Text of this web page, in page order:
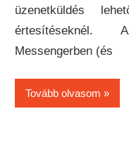
üzenetküldés
értesítéseknél.
Messengerben (és
Tovább olvasom